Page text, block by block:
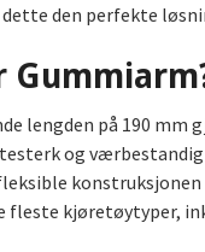
den perfekte
lengden på 190 mm
og
fleste kjøretøytyper,